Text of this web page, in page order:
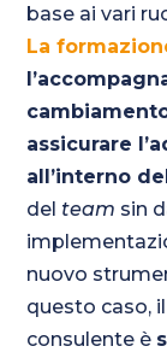
base ai vari
La
assicurare
all’interno
del team sin
nuovo
questo caso,
consulente è